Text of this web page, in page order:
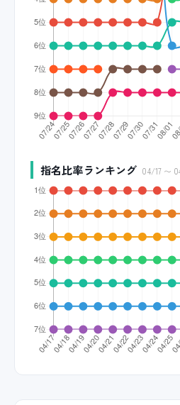
指名比率ランキング 04/17 〜